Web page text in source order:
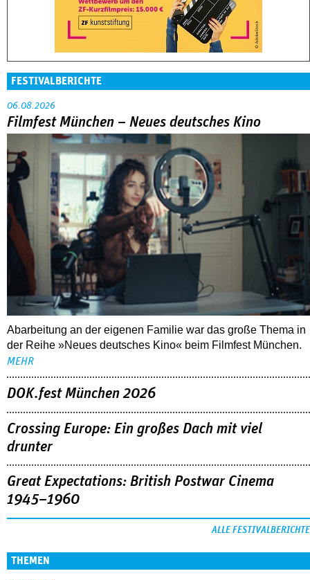
FESTIVALBERICHTE
06.08.2026
Filmfest München – Neues deutsches Kino
Abarbeitung an der eigenen Familie war das große Thema in
der Reihe »Neues deutsches Kino« beim Filmfest München.
MEHR
DOK.fest München 2026
Crossing Europe: Ein großes Dach mit viel
drunter
Great Expectations: British Postwar Cinema
1945–1960
ALLE FESTIVALBERICHTE
THEMEN